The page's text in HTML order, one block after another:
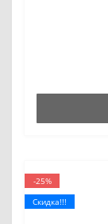
-25%
Скидка!!!